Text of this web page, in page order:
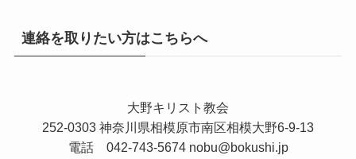
連絡を取りたい方はこちらへ
大野キリスト教会
252-0303 神奈川県相模原市南区相模大野6-9-13
電話 042-743-5674nobu@bokushi.jp